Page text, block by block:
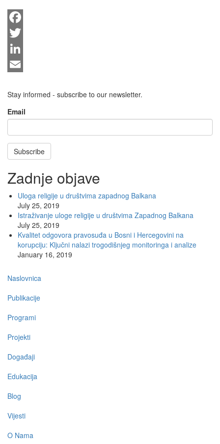
Facebook
Twitter
LinkedIn
Stay informed - subscribe to our newsletter.
Email
Subscribe
Zadnje objave
Uloga religije u društvima zapadnog Balkana
July 25, 2019
Istraživanje uloge religije u društvima Zapadnog Balkana
July 25, 2019
Kvalitet odgovora pravosuđa u Bosni i Hercegovini na
korupciju: Ključni nalazi trogodišnjeg monitoringa i analize
January 16, 2019
Main
navigation
Naslovnica
Publikacije
Programi
Projekti
Događaji
Edukacija
Blog
Vijesti
O Nama